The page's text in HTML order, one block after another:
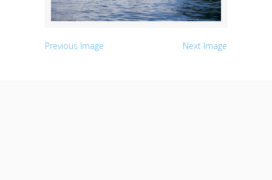
Previous Image Next Image